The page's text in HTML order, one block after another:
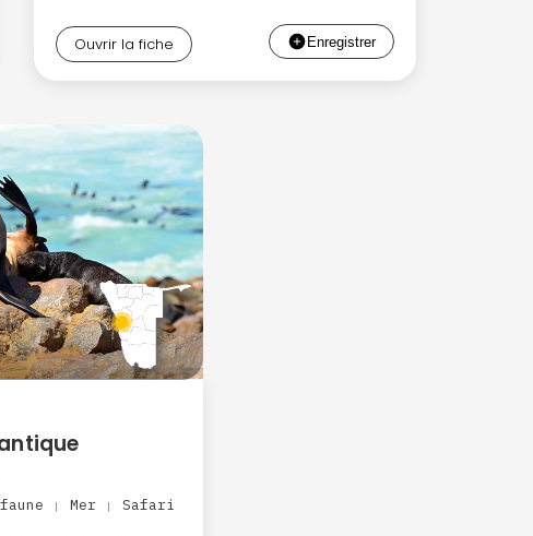
Ouvrir la fiche
| Mer | Safari